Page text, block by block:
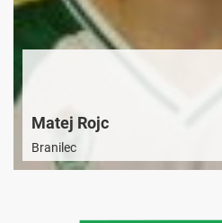
Matej Rojc
Branilec